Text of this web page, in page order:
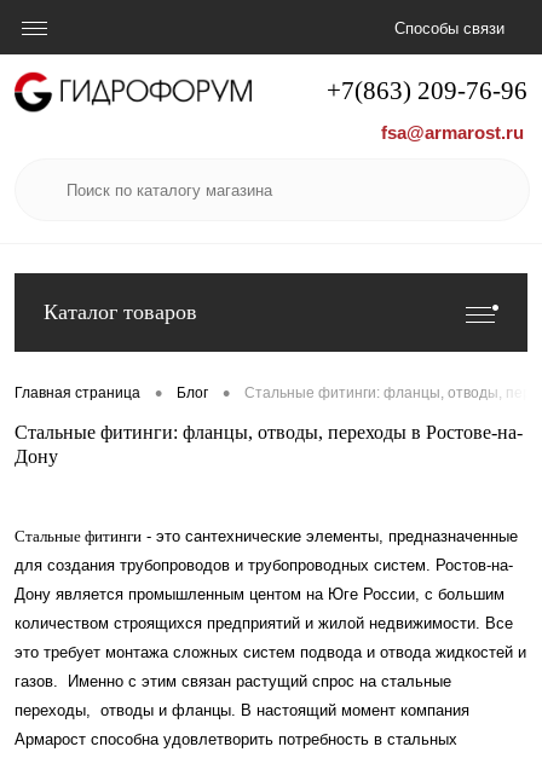
+7(863) 209-76-96
fsa@armarost.ru
Способы связи
Каталог товаров
Главная страница • Блог • Стальные фитинги: фланцы, отводы,
Стальные фитинги: фланцы, отводы, переходы в Ростове-на-
Дону
Стальные фитинги - это сантехнические элементы, предназначенные
для создания трубопроводов и трубопроводных систем. Ростов-на-
Дону является промышленным центом на Юге России, с большим
количеством строящихся предприятий и жилой недвижимости. Все
это требует монтажа сложных систем подвода и отвода жидкостей и
газов. Именно с этим связан растущий спрос на стальные
переходы, отводы и фланцы. В настоящий момент компания
Армарост способна удовлетворить потребность в стальных